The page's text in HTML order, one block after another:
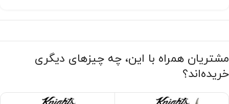
مشتریان همراه با این، چه چیزهای دیگری
خریده‌اند؟